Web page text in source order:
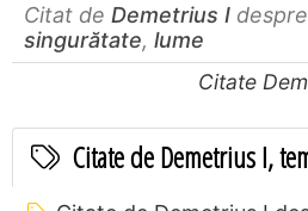
Citat de Demetrius I despre
singurătate, lume
Citate
Citate de Demetrius I,